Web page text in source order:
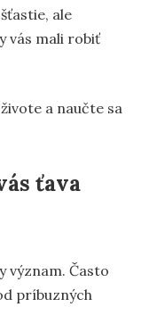
ale
vás mali robiť
a naučte sa
ťava
význam. Často
príbuzných